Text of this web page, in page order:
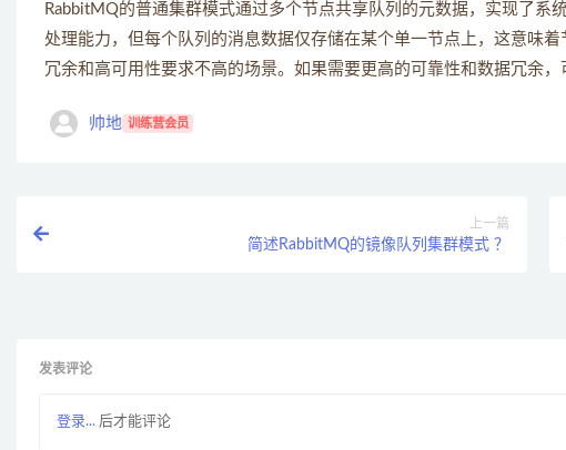
RabbitMQ的普通集群模式通过多个节点共享队列的元数据，实现了
处理能力，但每个队列的消息数据仅存储在某个单一节点上，这意味
冗余和高可用性要求不高的场景。如果需要更高的可靠性和数据冗余，
帅地 训练营会员
上一篇
简述RabbitMQ的镜像队列集群模式 ？
发表评论
登录... 后才能评论